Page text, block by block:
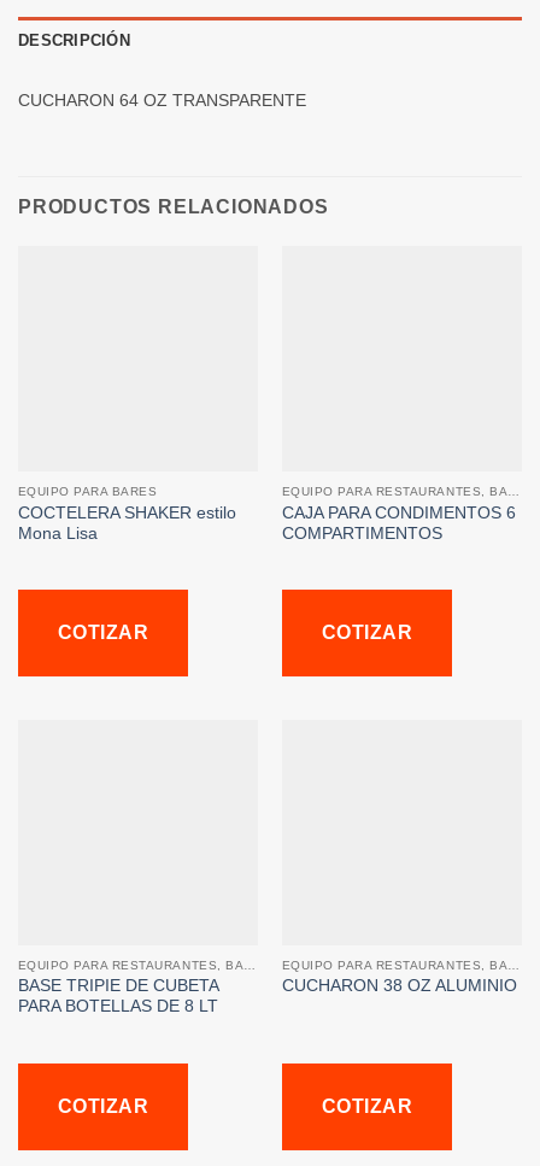
DESCRIPCIÓN
CUCHARON 64 OZ TRANSPARENTE
PRODUCTOS RELACIONADOS
EQUIPO PARA BARES
COCTELERA SHAKER estilo
Mona Lisa
COTIZAR
CAJA PARA CONDIMENTOS 6
COMPARTIMENTOS
COTIZAR
BASE TRIPIE DE CUBETA
PARA BOTELLAS DE 8 LT
COTIZAR
CUCHARON 38 OZ ALUMINIO
COTIZAR